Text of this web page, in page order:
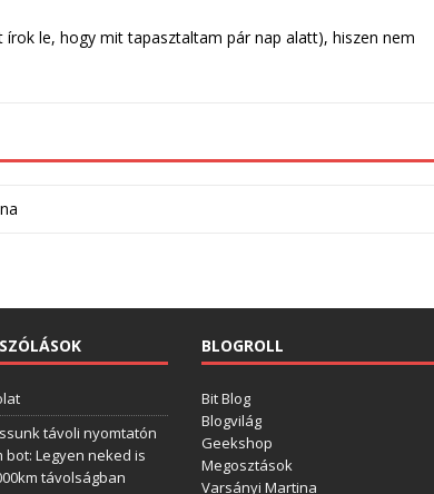
le, hogy mit tapasztaltam pár nap alatt), hiszen nem
távoli nyomtatón
bot: Legyen neked is
távolságban
BLOGROLL
Bit Blog
Blogvilág
Geekshop
Megosztások
Varsányi Martina